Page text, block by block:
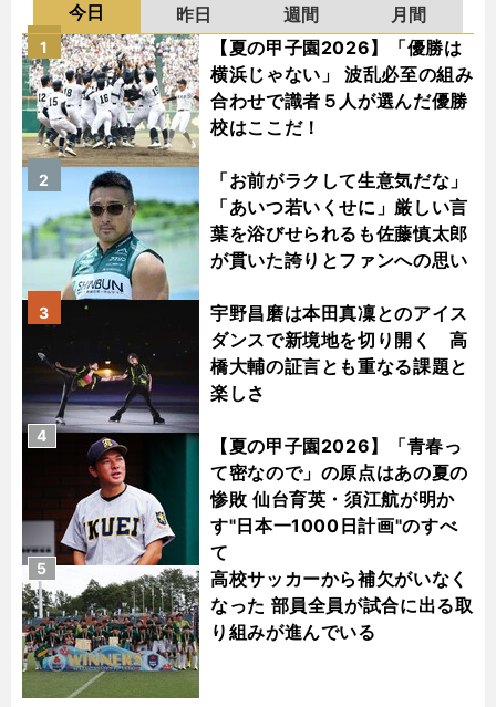
今日 昨日 週間
月間
【夏の甲子園2026】「優勝は
横浜じゃない」 波乱必至の組み
合わせで識者５人が選んだ優勝
校はここだ！
1
「お前がラクして生意気だな」
「あいつ若いくせに」厳しい言
葉を浴びせられるも佐藤慎太郎
が貫いた誇りとファンへの思い
2
宇野昌磨は本田真凜とのアイス
ダンスで新境地を切り開く 高
橋大輔の証言とも重なる課題と
楽しさ
3
【夏の甲子園2026】「青春っ
て密なので」の原点はあの夏の
惨敗 仙台育英・須江航が明か
す"日本一1000日計画"のすべ
て
4
高校サッカーから補欠がいなく
なった 部員全員が試合に出る取
り組みが進んでいる
5